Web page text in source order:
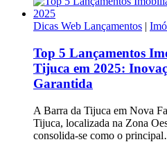
Dicas Web Lançamentos |
Top 5 Lançamentos
Tijuca em 2025:
Garantida
A Barra da Tijuca em Nova
Tijuca, localizada na Zona
consolida-se como o